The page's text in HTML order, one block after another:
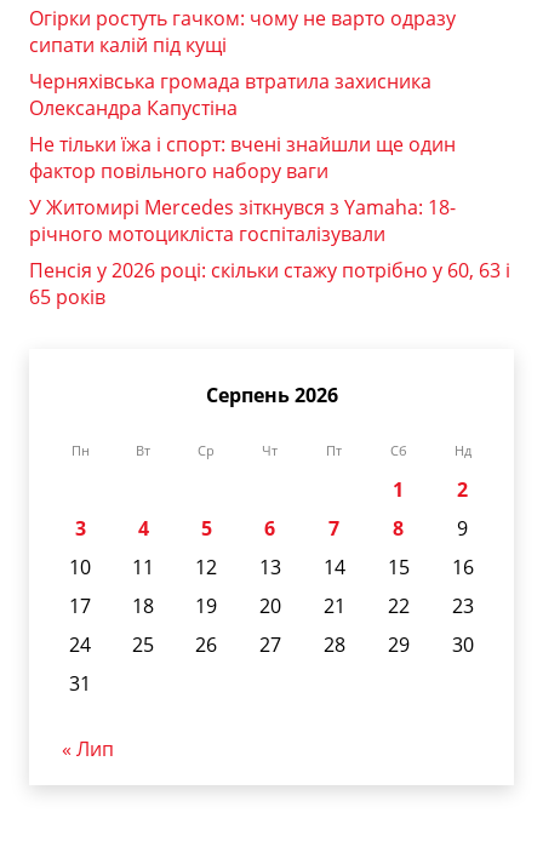
Огірки ростуть гачком: чому не варто одразу
сипати калій під кущі
Черняхівська громада втратила захисника
Олександра Капустіна
Не тільки їжа і спорт: вчені знайшли ще один
фактор повільного набору ваги
У Житомирі Mercedes зіткнувся з Yamaha: 18-
річного мотоцикліста госпіталізували
Пенсія у 2026 році: скільки стажу потрібно у 60, 63 і
65 років
Серпень 2026
Пн Вт Ср Чт Пт Сб Нд
1
2
3
4 5 6 7 8
9
10
11 12 13 14 15
16
17
18 19 20 21 22
23
24
25 26 27 28 29
30
31
« Лип